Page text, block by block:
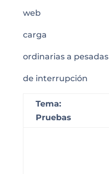
web
carga
ordinarias a pesadas
de interrupción
Tema:
Pruebas